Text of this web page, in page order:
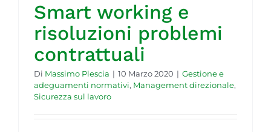
Smart working e
risoluzioni problemi
contrattuali
Di Massimo Plescia | 10 Marzo 2020 | Gestione e
adeguamenti normativi, Management direzionale,
Sicurezza sul lavoro